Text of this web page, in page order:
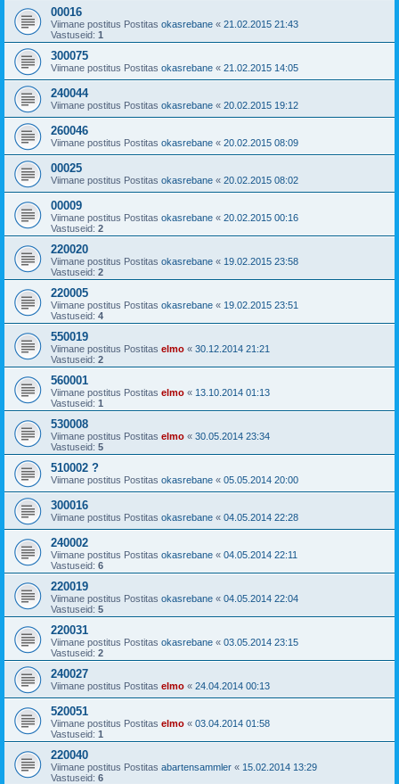
00016
Viimane postitus Postitas okasrebane « 21.02.2015 21:43
Vastuseid: 1
300075
Viimane postitus Postitas okasrebane « 21.02.2015 14:05
240044
Viimane postitus Postitas okasrebane « 20.02.2015 19:12
260046
Viimane postitus Postitas okasrebane « 20.02.2015 08:09
00025
Viimane postitus Postitas okasrebane « 20.02.2015 08:02
00009
Viimane postitus Postitas okasrebane « 20.02.2015 00:16
Vastuseid: 2
220020
Viimane postitus Postitas okasrebane « 19.02.2015 23:58
Vastuseid: 2
220005
Viimane postitus Postitas okasrebane « 19.02.2015 23:51
Vastuseid: 4
550019
Viimane postitus Postitas elmo « 30.12.2014 21:21
Vastuseid: 2
560001
Viimane postitus Postitas elmo « 13.10.2014 01:13
Vastuseid: 1
530008
Viimane postitus Postitas elmo « 30.05.2014 23:34
Vastuseid: 5
510002 ?
Viimane postitus Postitas okasrebane « 05.05.2014 20:00
300016
Viimane postitus Postitas okasrebane « 04.05.2014 22:28
240002
Viimane postitus Postitas okasrebane « 04.05.2014 22:11
Vastuseid: 6
220019
Viimane postitus Postitas okasrebane « 04.05.2014 22:04
Vastuseid: 5
220031
Viimane postitus Postitas okasrebane « 03.05.2014 23:15
Vastuseid: 2
240027
Viimane postitus Postitas elmo « 24.04.2014 00:13
520051
Viimane postitus Postitas elmo « 03.04.2014 01:58
Vastuseid: 1
220040
Viimane postitus Postitas abartensammler « 15.02.2014 13:29
Vastuseid: 6